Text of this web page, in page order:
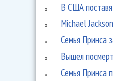
В США
Michael
Семья Принса
Вышел
Семья Принса